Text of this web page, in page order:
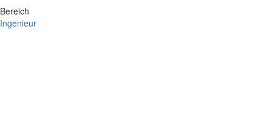
Bereich
Ingenieur